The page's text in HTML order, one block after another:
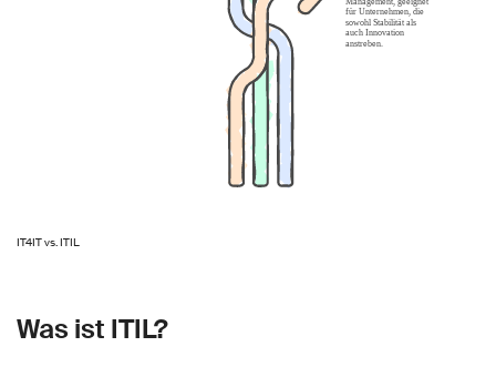
IT4IT vs. ITIL
Was ist ITIL?